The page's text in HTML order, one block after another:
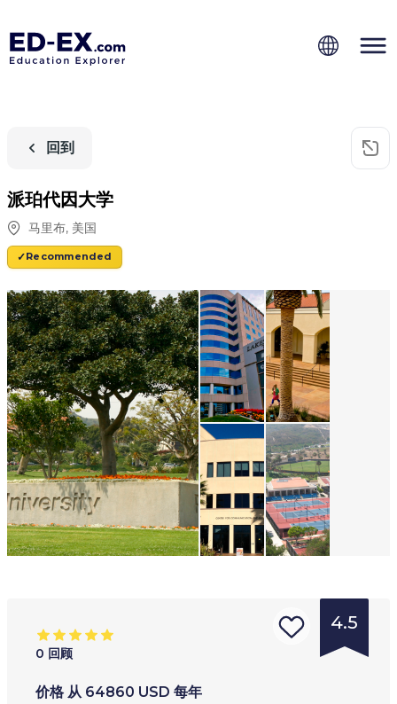
回到
派珀代因大学
马里布, 美国
Recommended
4.5
0 回顾
价格 从 64860 USD 每年
年龄范围: